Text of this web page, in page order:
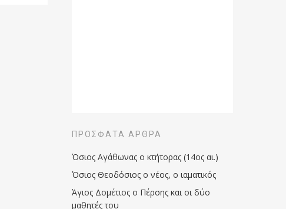
ΠΡΌΣΦΑΤΑ ΆΡΘΡΑ
Όσιος Αγάθωνας ο κτήτορας (14ος αι.)
Όσιος Θεοδόσιος ο νέος, ο ιαματικός
Άγιος Δομέτιος ο Πέρσης και οι δύο
μαθητές του